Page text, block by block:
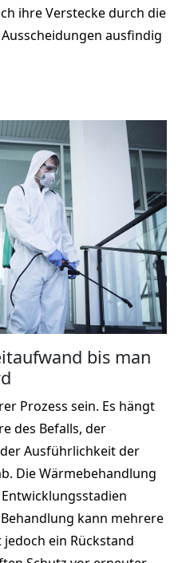
ihre Verstecke durch die
ausfindig
bis man
Prozess sein. Es hängt
des Befalls, der
Ausführlichkeit der
Die Wärmebehandlung
kann mehrere
ein Rückstand